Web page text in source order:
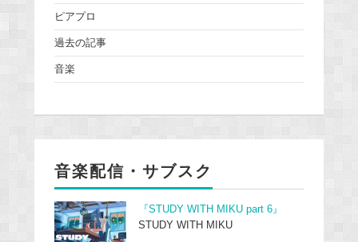
ピアプロ
過去の記事
音楽
音楽配信・サブスク
『STUDY WITH MIKU part 6』
STUDY WITH MIKU